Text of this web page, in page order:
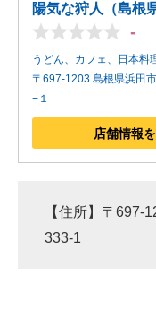
陽気な狩人（島根
-
うどん、カフェ、日本料
〒697-1203 島根県浜田
−１
店舗情報
【住所】〒697-
333-1